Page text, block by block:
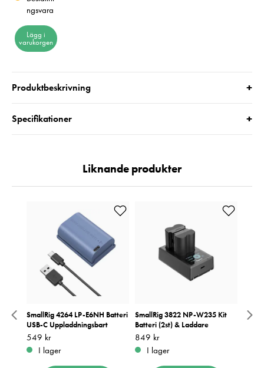
ngsvara
Lägg i
varukorgen
Produktbeskrivning +
Specifikationer +
Liknande produkter
SmallRig 4264 LP-E6NH Batteri
USB-C Uppladdningsbart
Pris: 549 kr
549 kr
I lager
SmallRig 3822 NP-W235 Kit
Batteri (2st) & Laddare
Pris: 849 kr
849 kr
I lager